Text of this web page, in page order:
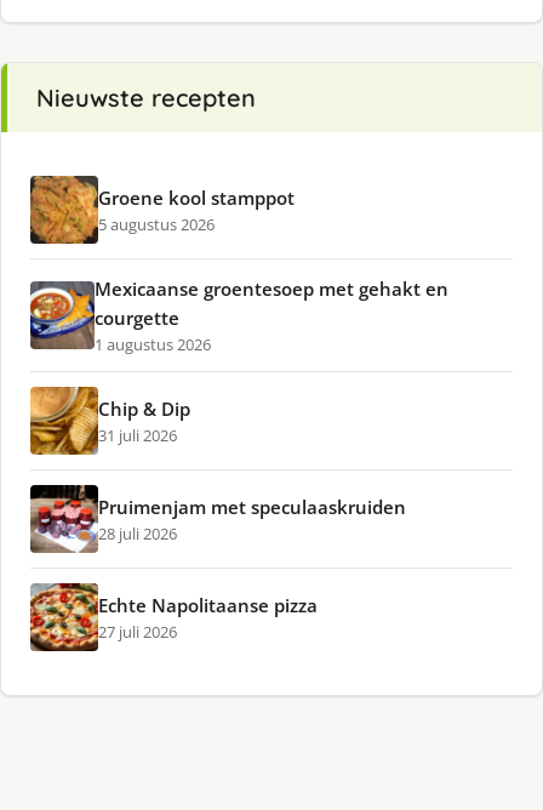
Nieuwste recepten
Groene kool stamppot
5 augustus 2026
Mexicaanse groentesoep met gehakt en
courgette
1 augustus 2026
Chip & Dip
31 juli 2026
Pruimenjam met speculaaskruiden
28 juli 2026
Echte Napolitaanse pizza
27 juli 2026